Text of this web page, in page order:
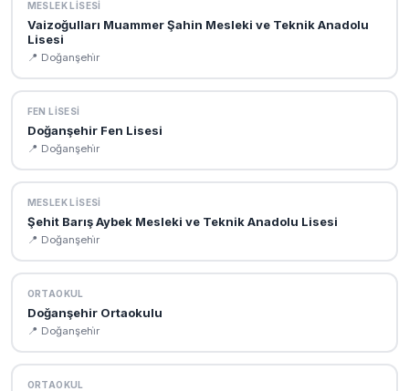
MESLEK LISESI
Vaizoğulları Muammer Şahin Mesleki ve Teknik Anadolu
Lisesi
📍 Doğanşehi̇r
FEN LISESI
Doğanşehir Fen Lisesi
📍 Doğanşehi̇r
MESLEK LISESI
Şehit Barış Aybek Mesleki ve Teknik Anadolu Lisesi
📍 Doğanşehi̇r
ORTAOKUL
Doğanşehir Ortaokulu
📍 Doğanşehi̇r
ORTAOKUL